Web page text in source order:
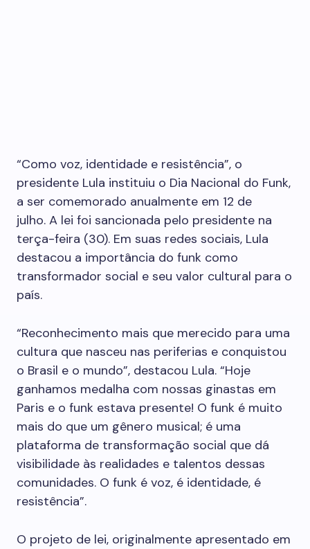
“Como voz, identidade e resistência”, o
presidente Lula instituiu o Dia Nacional do Funk,
a ser comemorado anualmente em 12 de
julho. A lei foi sancionada pelo presidente na
terça-feira (30). Em suas redes sociais, Lula
destacou a importância do funk como
transformador social e seu valor cultural para o
país.
“Reconhecimento mais que merecido para uma
cultura que nasceu nas periferias e conquistou
o Brasil e o mundo”, destacou Lula. “Hoje
ganhamos medalha com nossas ginastas em
Paris e o funk estava presente! O funk é muito
mais do que um gênero musical; é uma
plataforma de transformação social que dá
visibilidade às realidades e talentos dessas
comunidades. O funk é voz, é identidade, é
resistência”.
O projeto de lei, originalmente apresentado em